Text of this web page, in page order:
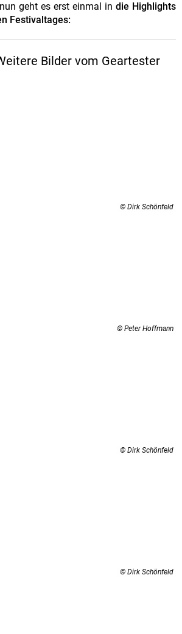
geht es erst einmal in die Highlights
Festivaltages:
Bilder vom Geartester
© Dirk Schönfeld
© Peter Hoffmann
© Dirk Schönfeld
© Dirk Schönfeld